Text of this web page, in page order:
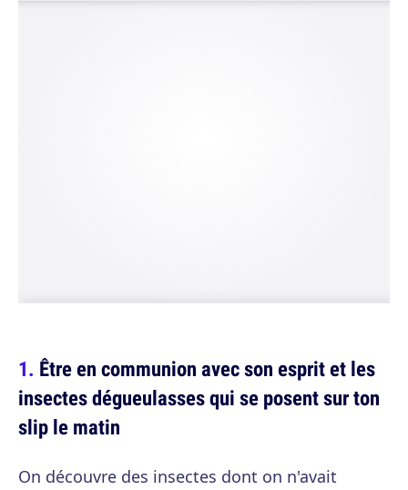
Être en communion avec son esprit et les
insectes dégueulasses qui se posent sur ton
slip le matin
On découvre des insectes dont on n'avait